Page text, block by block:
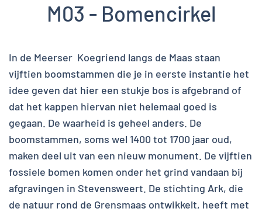
M03 - Bomencirkel
In de Meerser Koegriend langs de Maas staan
vijftien boomstammen die je in eerste instantie het
idee geven dat hier een stukje bos is afgebrand of
dat het kappen hiervan niet helemaal goed is
gegaan. De waarheid is geheel anders. De
boomstammen, soms wel 1400 tot 1700 jaar oud,
maken deel uit van een nieuw monument. De vijftien
fossiele bomen komen onder het grind vandaan bij
afgravingen in Stevensweert. De stichting Ark, die
de natuur rond de Grensmaas ontwikkelt, heeft met